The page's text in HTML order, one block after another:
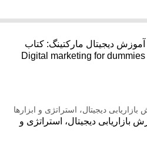
دیجیتال مارکتینگ: کتاب
Digital marketing for
دیجیتال، استراتژی و